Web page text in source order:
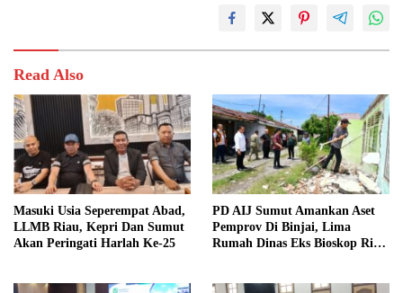
Read Also
Masuki Usia Seperempat Abad,
LLMB Riau, Kepri Dan Sumut
Akan Peringati Harlah Ke-25
PD AIJ Sumut Amankan Aset
Pemprov Di Binjai, Lima
Rumah Dinas Eks Bioskop Ria